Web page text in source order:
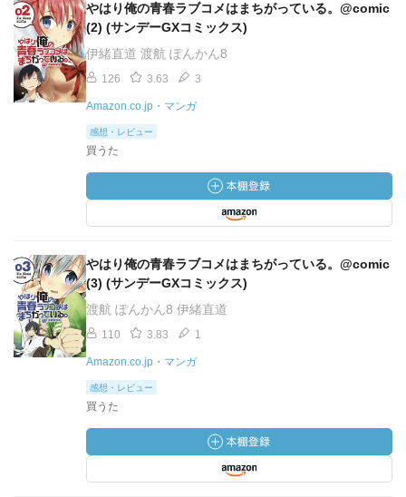
やはり俺の青春ラブコメはまちがっている。@comic
(2) (サンデーGXコミックス)
伊緒直道 渡航 ぽんかん8
126 3.63 3
Amazon.co.jp・マンガ
感想・レビュー
買うた
やはり俺の青春ラブコメはまちがっている。@comic
(3) (サンデーGXコミックス)
渡航 ぽんかん8 伊緒直道
110 3.83 1
Amazon.co.jp・マンガ
感想・レビュー
買うた